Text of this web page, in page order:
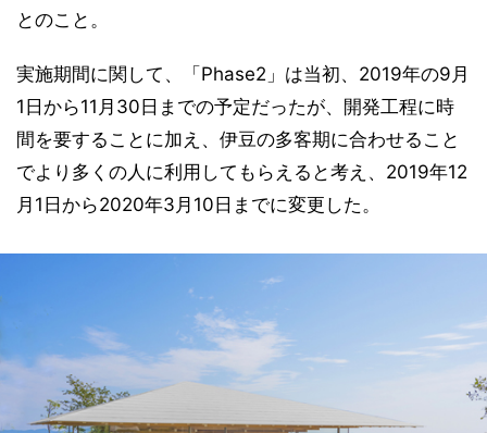
とのこと。
実施期間に関して、「Phase2」は当初、2019年の9月
1日から11月30日までの予定だったが、開発工程に時
間を要することに加え、伊豆の多客期に合わせること
でより多くの人に利用してもらえると考え、2019年12
月1日から2020年3月10日までに変更した。